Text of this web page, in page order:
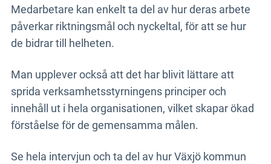
Medarbetare kan enkelt ta del av hur deras arbete
påverkar riktningsmål och nyckeltal, för att se hur
de bidrar till helheten.
Man upplever också att det har blivit lättare att
sprida verksamhetsstyrningens principer och
innehåll ut i hela organisationen, vilket skapar ökad
förståelse för de gemensamma målen.
Se hela intervjun och ta del av hur Växjö kommun